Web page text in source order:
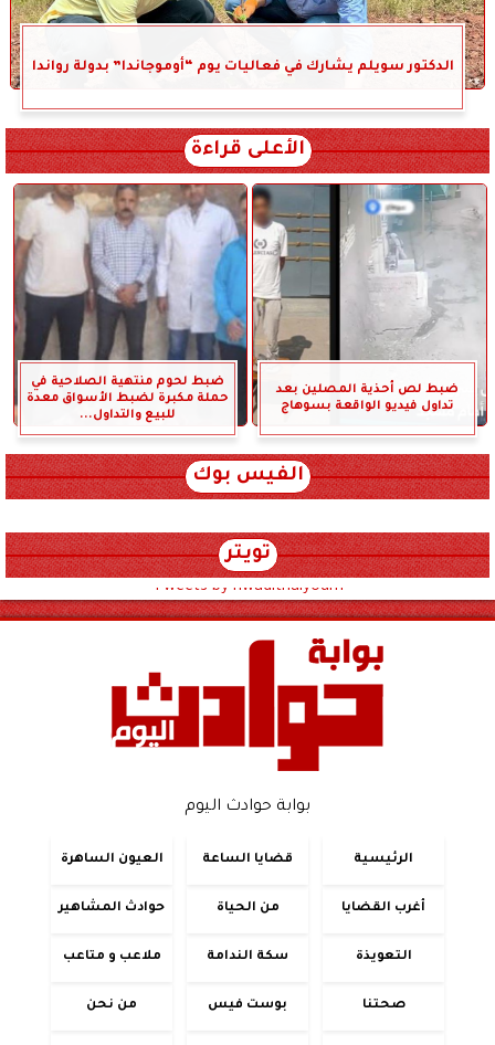
الدكتور سويلم يشارك في فعاليات يوم “أوموجاندا” بدولة رواندا
الأعلى قراءة
ضبط لص أحذية المصلين بعد
تداول فيديو الواقعة بسوهاج
ضبط لحوم منتهية الصلاحية في
حملة مكبرة لضبط الأسواق معدة
للبيع والتداول...
الفيس بوك
تويتر
Tweets by hwadithalyoum
بوابة حوادث اليوم
الرئيسية قضايا الساعة العيون الساهرة
أغرب القضايا من الحياة حوادث المشاهير
التعويذة سكة الندامة ملاعب و متاعب
صحتنا بوست فيس من نحن